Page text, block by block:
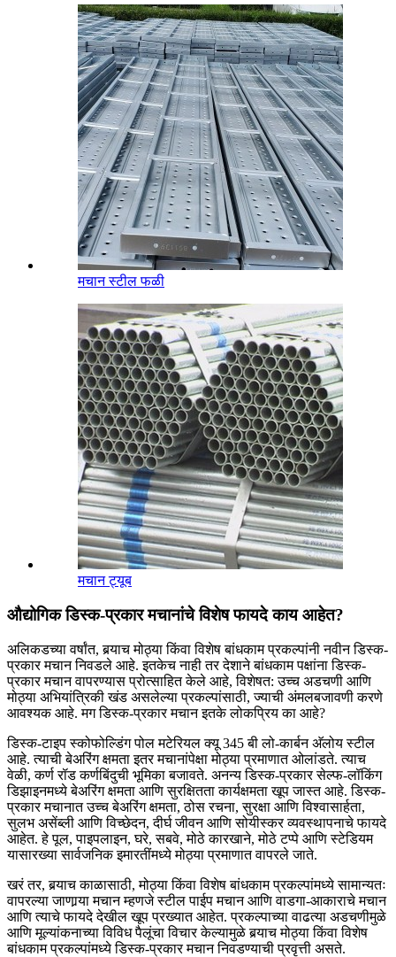
मचान स्टील फळी
मचान ट्यूब
औद्योगिक डिस्क-प्रकार मचानांचे विशेष फायदे काय आहेत?
अलिकडच्या वर्षांत, बर्‍याच मोठ्या किंवा विशेष बांधकाम प्रकल्पांनी नवीन डिस्क-
प्रकार मचान निवडले आहे. इतकेच नाही तर देशाने बांधकाम पक्षांना डिस्क-
प्रकार मचान वापरण्यास प्रोत्साहित केले आहे, विशेषत: उच्च अडचणी आणि
मोठ्या अभियांत्रिकी खंड असलेल्या प्रकल्पांसाठी, ज्याची अंमलबजावणी करणे
आवश्यक आहे. मग डिस्क-प्रकार मचान इतके लोकप्रिय का आहे?
डिस्क-टाइप स्कोफोल्डिंग पोल मटेरियल क्यू 345 बी लो-कार्बन अ‍ॅलोय स्टील
आहे. त्याची बेअरिंग क्षमता इतर मचानांपेक्षा मोठ्या प्रमाणात ओलांडते. त्याच
वेळी, कर्ण रॉड कर्णबिंदुची भूमिका बजावते. अनन्य डिस्क-प्रकार सेल्फ-लॉकिंग
डिझाइनमध्ये बेअरिंग क्षमता आणि सुरक्षितता कार्यक्षमता खूप जास्त आहे. डिस्क-
प्रकार मचानात उच्च बेअरिंग क्षमता, ठोस रचना, सुरक्षा आणि विश्वासार्हता,
सुलभ असेंब्ली आणि विच्छेदन, दीर्घ जीवन आणि सोयीस्कर व्यवस्थापनाचे फायदे
आहेत. हे पूल, पाइपलाइन, घरे, सबवे, मोठे कारखाने, मोठे टप्पे आणि स्टेडियम
यासारख्या सार्वजनिक इमारतींमध्ये मोठ्या प्रमाणात वापरले जाते.
खरं तर, बर्‍याच काळासाठी, मोठ्या किंवा विशेष बांधकाम प्रकल्पांमध्ये सामान्यतः
वापरल्या जाणार्‍या मचान म्हणजे स्टील पाईप मचान आणि वाडगा-आकाराचे मचान
आणि त्याचे फायदे देखील खूप प्रख्यात आहेत. प्रकल्पाच्या वाढत्या अडचणीमुळे
आणि मूल्यांकनाच्या विविध पैलूंचा विचार केल्यामुळे बर्‍याच मोठ्या किंवा विशेष
बांधकाम प्रकल्पांमध्ये डिस्क-प्रकार मचान निवडण्याची प्रवृत्ती असते.